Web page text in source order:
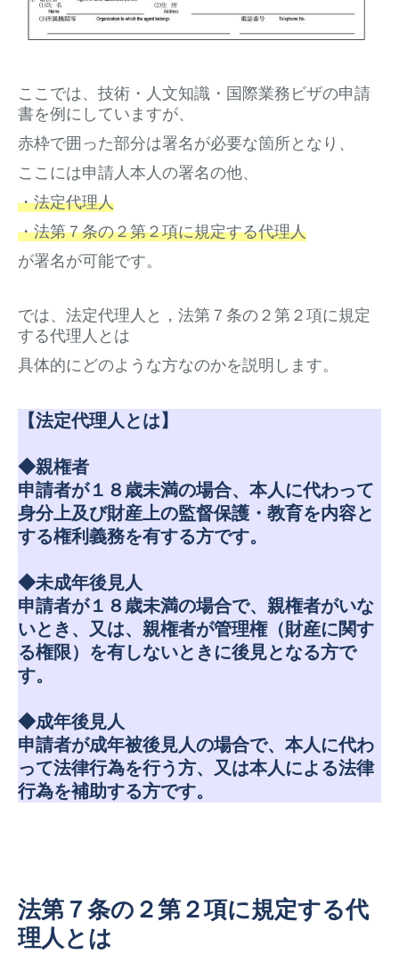
ここでは、技術・人文知識・国際業務ビザの申請
書を例にしていますが、
赤枠で囲った部分は署名が必要な箇所となり、
ここには申請人本人の署名の他、
・法定代理人
・法第７条の２第２項に規定する代理人
が署名が可能です。
では、法定代理人と，法第７条の２第２項に規定
する代理人とは
具体的にどのような方なのかを説明します。
【法定代理人とは】
◆親権者
申請者が１８歳未満の場合、本人に代わって
身分上及び財産上の監督保護・教育を内容と
する権利義務を有する方です。
◆未成年後見人
申請者が１８歳未満の場合で、親権者がいな
いとき、又は、親権者が管理権（財産に関す
る権限）を有しないときに後見となる方で
す。
◆成年後見人
申請者が成年被後見人の場合で、本人に代わ
って法律行為を行う方、又は本人による法律
行為を補助する方です。
法第７条の２第２項に規定する代
理人とは